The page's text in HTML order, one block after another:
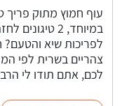
במיוחד, 2
לפריכות שיא והטעם?
צהריים בשרית לפי
לכם, אתם תודו לי